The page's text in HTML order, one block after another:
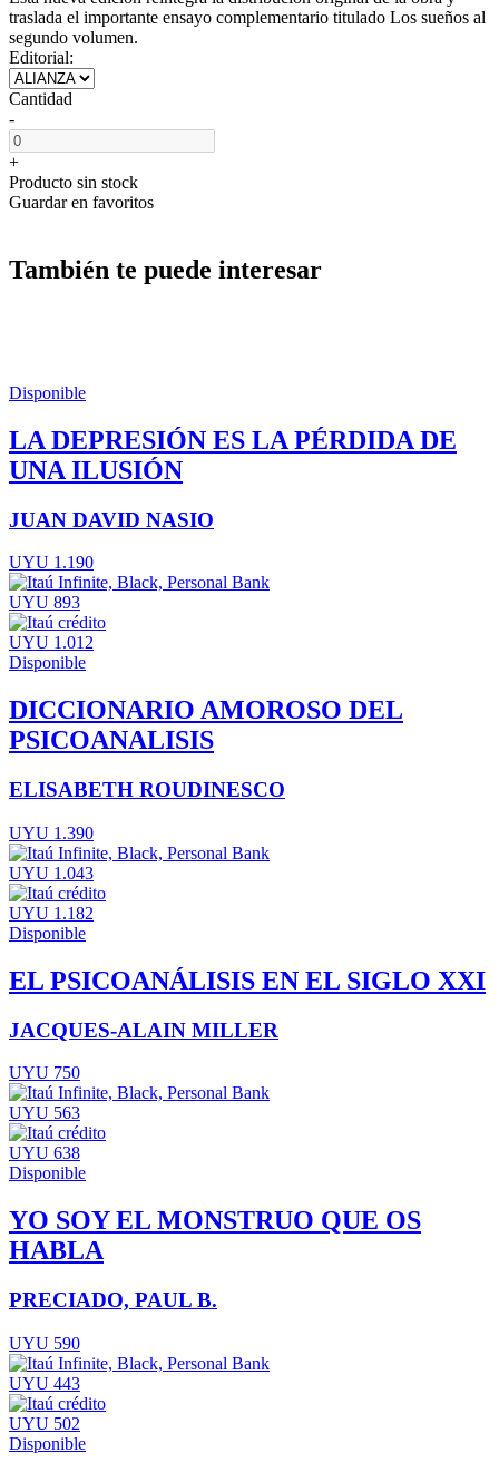
traslada el importante ensayo complementario titulado Los sueños al
segundo volumen.
Editorial:
Cantidad
-
+
Producto sin stock
Guardar en favoritos
También te puede interesar
Disponible
LA DEPRESIÓN ES LA PÉRDIDA DE
UNA ILUSIÓN
JUAN DAVID NASIO
UYU 1.190
UYU 893
UYU 1.012
Disponible
DICCIONARIO AMOROSO DEL
PSICOANALISIS
ELISABETH ROUDINESCO
UYU 1.390
UYU 1.043
UYU 1.182
Disponible
EL PSICOANÁLISIS EN EL SIGLO XXI
JACQUES-ALAIN MILLER
UYU 750
UYU 563
UYU 638
Disponible
YO SOY EL MONSTRUO QUE OS
HABLA
PRECIADO, PAUL B.
UYU 590
UYU 443
UYU 502
Disponible